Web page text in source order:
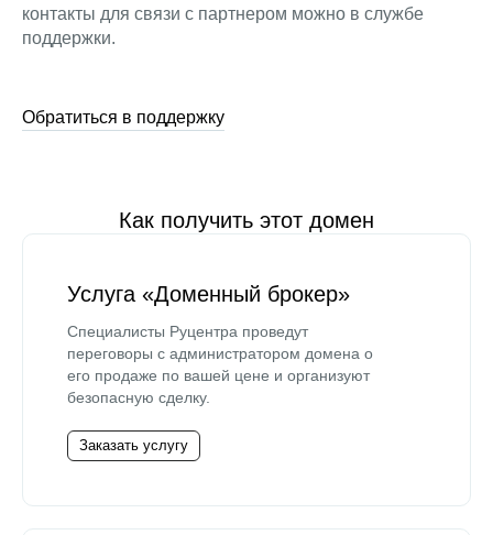
контакты для связи с партнером можно в службе
поддержки.
Обратиться в поддержку
Как получить этот домен
Услуга «Доменный брокер»
Специалисты Руцентра проведут
переговоры с администратором домена о
его продаже по вашей цене и организуют
безопасную сделку.
Заказать услугу